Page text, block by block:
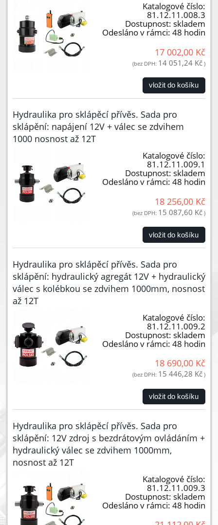
Katalogové číslo:
81.12.11.008.3
Dostupnost: skladem
Odesláno v rámci: 48 hodin
17 002,00 Kč
(bez DPH: 14 051,24 Kč )
vložit do košíku
Hydraulika pro sklápěcí přívěs. Sada pro
sklápění: napájení 12V + válec se zdvihem
1000 nosnost až 12T
Katalogové číslo:
81.12.11.009.1
Dostupnost: skladem
Odesláno v rámci: 48 hodin
18 256,00 Kč
(bez DPH: 15 087,60 Kč )
vložit do košíku
Hydraulika pro sklápěcí přívěs. Sada pro
sklápění: hydraulický agregát 12V + hydraulický
válec s kolébkou se zdvihem 1000mm, nosnost
až 12T
Katalogové číslo:
81.12.11.009.2
Dostupnost: skladem
Odesláno v rámci: 48 hodin
18 690,00 Kč
(bez DPH: 15 446,28 Kč )
vložit do košíku
Hydraulika pro sklápěcí přívěs. Sada pro
sklápění: 12V zdroj s bezdrátovým ovládáním +
hydraulický válec se zdvihem 1000mm,
nosnost až 12T
Katalogové číslo:
81.12.11.009.3
Dostupnost: skladem
Odesláno v rámci: 48 hodin